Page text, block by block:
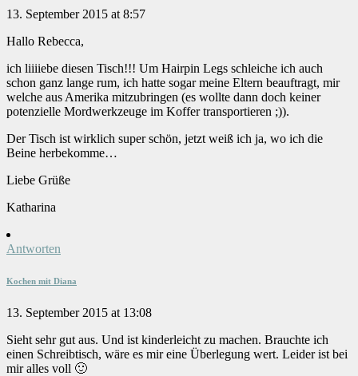
13. September 2015 at 8:57
Hallo Rebecca,
ich liiiiebe diesen Tisch!!! Um Hairpin Legs schleiche ich auch
schon ganz lange rum, ich hatte sogar meine Eltern beauftragt, mir
welche aus Amerika mitzubringen (es wollte dann doch keiner
potenzielle Mordwerkzeuge im Koffer transportieren ;)).
Der Tisch ist wirklich super schön, jetzt weiß ich ja, wo ich die
Beine herbekomme…
Liebe Grüße
Katharina
Antworten
Kochen mit Diana
13. September 2015 at 13:08
Sieht sehr gut aus. Und ist kinderleicht zu machen. Brauchte ich
einen Schreibtisch, wäre es mir eine Überlegung wert. Leider ist bei
mir alles voll 🙂